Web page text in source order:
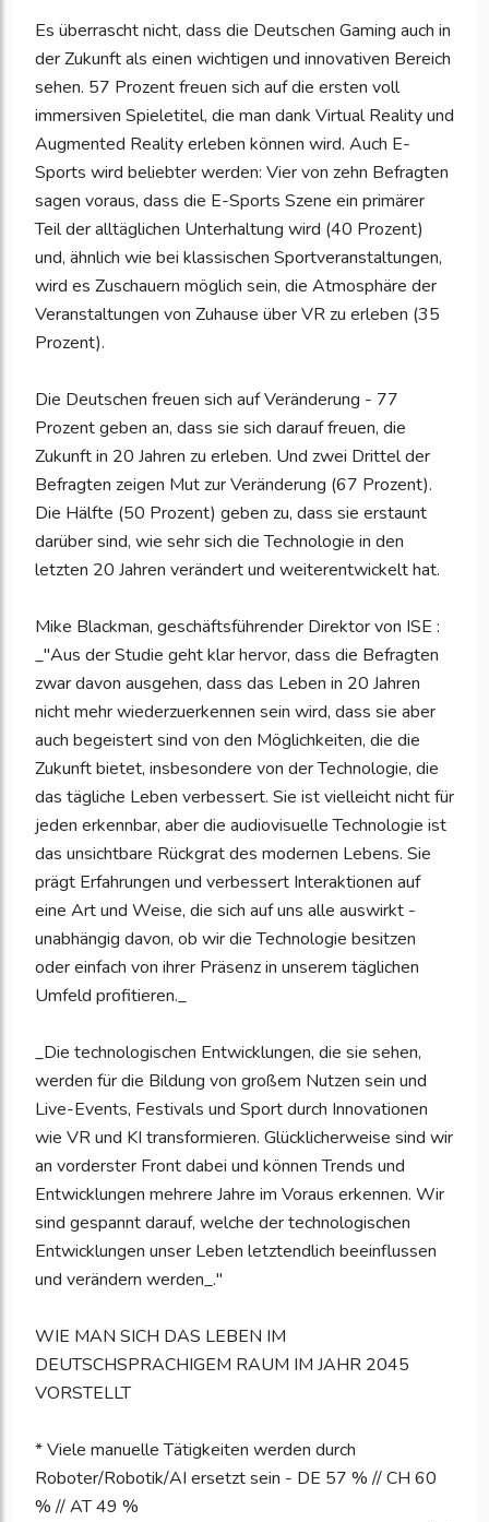
Es überrascht nicht, dass die Deutschen Gaming auch in
der Zukunft als einen wichtigen und innovativen Bereich
sehen. 57 Prozent freuen sich auf die ersten voll
immersiven Spieletitel, die man dank Virtual Reality und
Augmented Reality erleben können wird. Auch E-
Sports wird beliebter werden: Vier von zehn Befragten
sagen voraus, dass die E-Sports Szene ein primärer
Teil der alltäglichen Unterhaltung wird (40 Prozent)
und, ähnlich wie bei klassischen Sportveranstaltungen,
wird es Zuschauern möglich sein, die Atmosphäre der
Veranstaltungen von Zuhause über VR zu erleben (35
Prozent).
Die Deutschen freuen sich auf Veränderung - 77
Prozent geben an, dass sie sich darauf freuen, die
Zukunft in 20 Jahren zu erleben. Und zwei Drittel der
Befragten zeigen Mut zur Veränderung (67 Prozent).
Die Hälfte (50 Prozent) geben zu, dass sie erstaunt
darüber sind, wie sehr sich die Technologie in den
letzten 20 Jahren verändert und weiterentwickelt hat.
Mike Blackman, geschäftsführender Direktor von ISE :
_"Aus der Studie geht klar hervor, dass die Befragten
zwar davon ausgehen, dass das Leben in 20 Jahren
nicht mehr wiederzuerkennen sein wird, dass sie aber
auch begeistert sind von den Möglichkeiten, die die
Zukunft bietet, insbesondere von der Technologie, die
das tägliche Leben verbessert. Sie ist vielleicht nicht für
jeden erkennbar, aber die audiovisuelle Technologie ist
das unsichtbare Rückgrat des modernen Lebens. Sie
prägt Erfahrungen und verbessert Interaktionen auf
eine Art und Weise, die sich auf uns alle auswirkt -
unabhängig davon, ob wir die Technologie besitzen
oder einfach von ihrer Präsenz in unserem täglichen
Umfeld profitieren._
_Die technologischen Entwicklungen, die sie sehen,
werden für die Bildung von großem Nutzen sein und
Live-Events, Festivals und Sport durch Innovationen
wie VR und KI transformieren. Glücklicherweise sind wir
an vorderster Front dabei und können Trends und
Entwicklungen mehrere Jahre im Voraus erkennen. Wir
sind gespannt darauf, welche der technologischen
Entwicklungen unser Leben letztendlich beeinflussen
und verändern werden_."
WIE MAN SICH DAS LEBEN IM
DEUTSCHSPRACHIGEM RAUM IM JAHR 2045
VORSTELLT
* Viele manuelle Tätigkeiten werden durch
Roboter/Robotik/AI ersetzt sein - DE 57 % // CH 60
% // AT 49 %